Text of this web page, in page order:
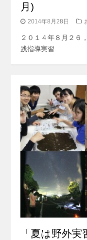
月)
2014年8月28日
２０１４年８月２６
践指導実習…
「夏は野外